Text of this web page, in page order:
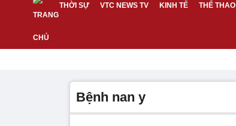
THỜI SỰ VTC NEWS TV KINH TẾ THỂ THAO
bệnh nan y